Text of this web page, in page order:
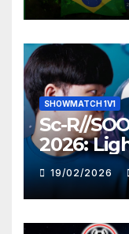
SHOWMATCH 1V1
Sc-R//
2026:
19/02/2026